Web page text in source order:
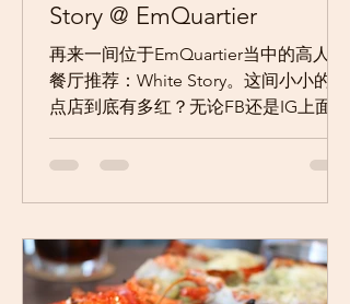
Story @ EmQuartier
再来一间位于EmQuartier当中的高人气
餐厅推荐：White Story。这间小小的甜
点店到底有多红？无论FB还是IG上面，
三不五时就有曼谷朋友在此打卡，搭配
丰满奶油冒泡的吐司拍照，搞的好像不